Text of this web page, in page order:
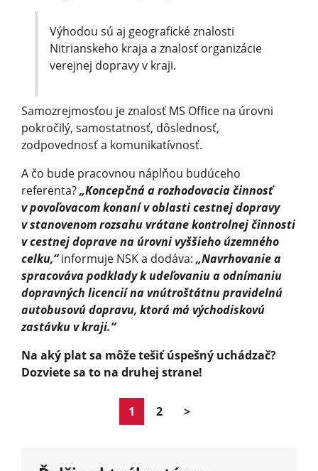
Výhodou sú aj geografické znalosti
Nitrianskeho kraja a znalosť organizácie
verejnej dopravy v kraji.
Samozrejmosťou je znalosť MS Office na úrovni
pokročilý, samostatnosť, dôslednosť,
zodpovednosť a komunikatívnosť.
A čo bude pracovnou náplňou budúceho
referenta?„Koncepčná a rozhodovacia činnosť
v povoľovacom konaní v oblasti cestnej dopravy
v stanovenom rozsahu vrátane kontrolnej činnosti
v cestnej doprave na úrovni vyššieho územného
celku,“informuje NSK a dodáva: „Navrhovanie a
spracováva podklady k udeľovaniu a odnímaniu
dopravných licencií na vnútroštátnu pravidelnú
autobusovú dopravu, ktorá má východiskovú
zastávku v kraji.“
Na aký plat sa môže tešiť úspešný uchádzač?
Dozviete sa to na druhej strane!
1 2 >